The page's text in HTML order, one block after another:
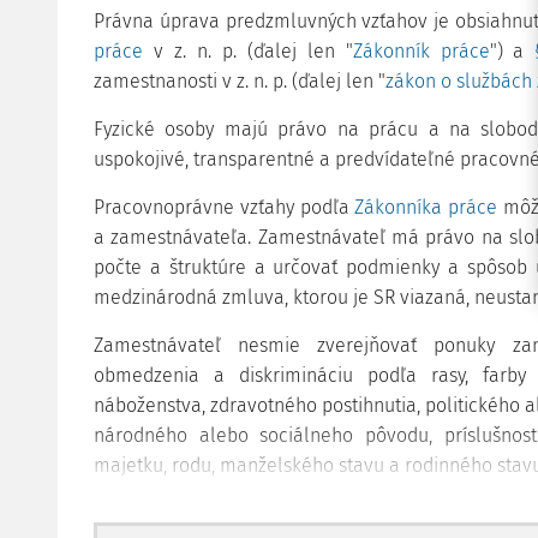
Právna úprava predzmluvných vzťahov je
práce v z. n. p. (ďalej len "Zákonník práce") a
zamestnanosti v z. n. p. (ďalej len "zákon o službách
Fyzické osoby majú právo na prácu a na
uspokojivé, transparentné a predvídateľné pracovné
Pracovnoprávne vzťahy podľaZákonníka práce
a zamestnávateľa. Zamestnávateľ má právo na
počte a štruktúre a určovať podmienky a spôsob
medzinárodná zmluva, ktorou je SR viazaná,
Zamestnávateľ nesmie zverejňovať ponuky
obmedzenia a diskrimináciu podľa rasy,
náboženstva, zdravotného postihnutia, politického
národného alebo sociálneho pôvodu,
majetku, rodu, manželského stavu a rodinného